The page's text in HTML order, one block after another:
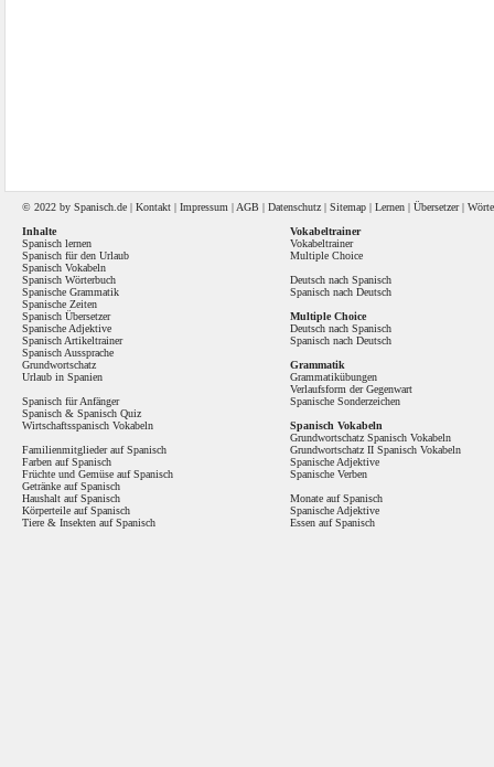
© 2022 by Spanisch .de | Kontakt | Impressum | AGB | Datenschutz | Sitemap | Lernen | Übersetzer|
Inhalte
Spanisch lernen
Spanisch für den Urlaub
Spanisch Vokabeln
Spanisch Wörterbuch
Spanische Grammatik
Spanische Zeiten
Spanisch Übersetzer
Spanische Adjektive
Spanisch Artikeltrainer
Spanisch Aussprache
Grundwortschatz
Urlaub in Spanien
Spanisch für Anfänger
Spanisch & Spanisch Quiz
Wirtschaftsspanisch Vokabeln
Familienmitglieder auf Spanisch
Farben auf Spanisch
Früchte und Gemüse auf Spanisch
Getränke auf Spanisch
Haushalt auf Spanisch
Körperteile auf Spanisch
Tiere & Insekten auf Spanisch
Vokabeltrainer
Vokabeltrainer
Multiple Choice
Deutsch nach Spanisch
Spanisch nach Deutsch
Multiple Choice
Deutsch nach Spanisch
Spanisch nach Deutsch
Grammatik
Grammatikübungen
Verlaufsform der Gegenwart
Spanische Sonderzeichen
Spanisch Vokabeln
Grundwortschatz Spanisch Vokabeln
Grundwortschatz II Spanisch Vokabeln
Spanische Adjektive
Spanische Verben
Monate auf Spanisch
Spanische Adjektive
Essen auf Spanisch